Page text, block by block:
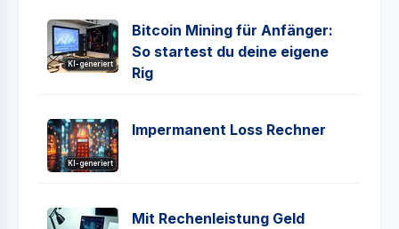
KI-generiert
Bitcoin Mining für Anfänger:
So startest du deine eigene
Rig
KI-generiert
Impermanent Loss Rechner
Mit Rechenleistung Geld